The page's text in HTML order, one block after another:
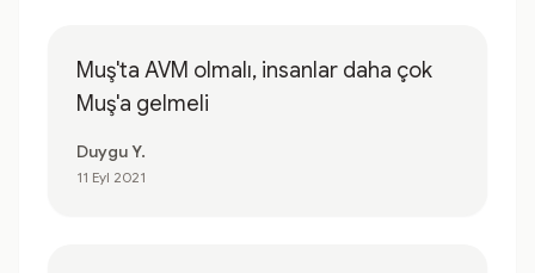
Muş'ta AVM olmalı, insanlar daha çok
Muş'a gelmeli
Duygu Y.
11 Eyl 2021